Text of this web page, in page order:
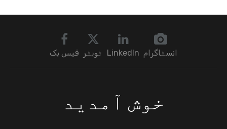
فیس بک ٹویٹر LinkedIn انسٹاگرام
خوش آمدید